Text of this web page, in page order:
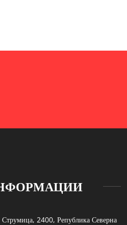
Струмица, 2400, Република Северна